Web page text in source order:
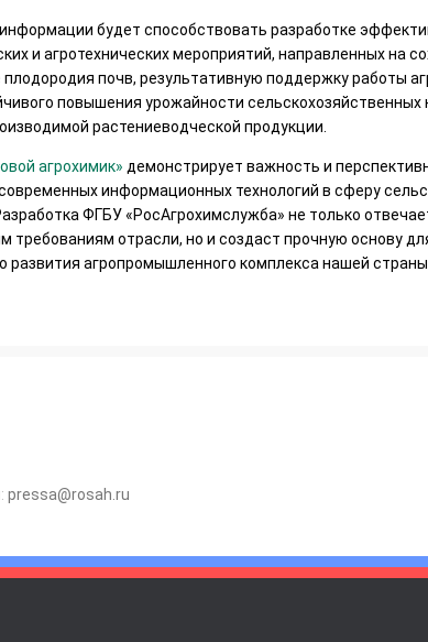
будет способствовать разработке
и агротехнических мероприятий, направленных на
почв, результативную поддержку работы
повышения урожайности сельскохозяйственных
растениеводческой продукции.
агрохимик» демонстрирует важность и
информационных технологий в сферу
ФГБУ «РосАгрохимслужба» не только
требованиям отрасли, но и создаст прочную основу
развития агропромышленного комплекса нашей страны.
pressa@rosah.ru